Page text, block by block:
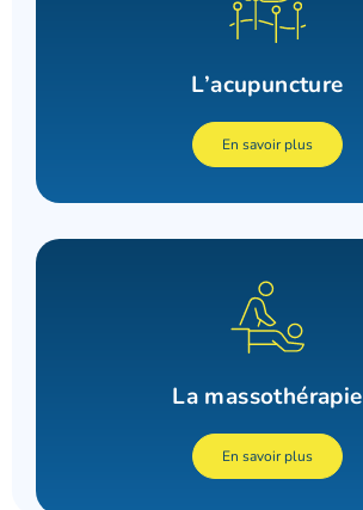
L’acupuncture
En savoir plus
La massothérapie
En savoir plus